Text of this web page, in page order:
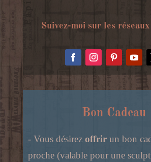
Suivez-moi sur les réseaux
Bon Cadeau
- Vous désirez offrir un bon
proche (valable pour une